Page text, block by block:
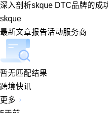
深入剖析skque DTC品牌的成
skque
最新文章报告活动服务商
暂无匹配结果
跨境快讯
更多